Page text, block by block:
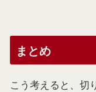
まとめ
こう考えると、切